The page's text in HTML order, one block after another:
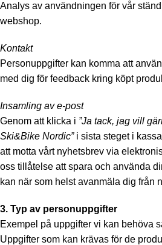
Analys av användningen för vår
webshop.
Kontakt
Personuppgifter kan komma att
med dig för feedback kring köpt
Insamling av e-post
Genom att klicka i ”Ja tack, jag vill
Ski&Bike Nordic”i sista steget i
att motta vårt nyhetsbrev via
oss tillåtelse att spara och använda
kan när som helst avanmäla dig från
3. Typ av personuppgifter
Exempel på uppgifter vi kan behöva
Uppgifter som kan krävas för de